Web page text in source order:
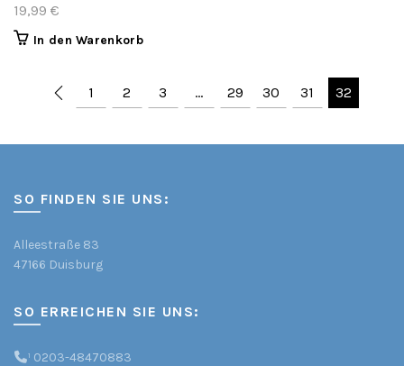
19,99 €
In den Warenkorb
1 2 3 … 29 30 31 32
SO FINDEN SIE UNS:
Alleestraße 83
47166 Duisburg
SO ERREICHEN SIE UNS:
¹ 0203-48470883